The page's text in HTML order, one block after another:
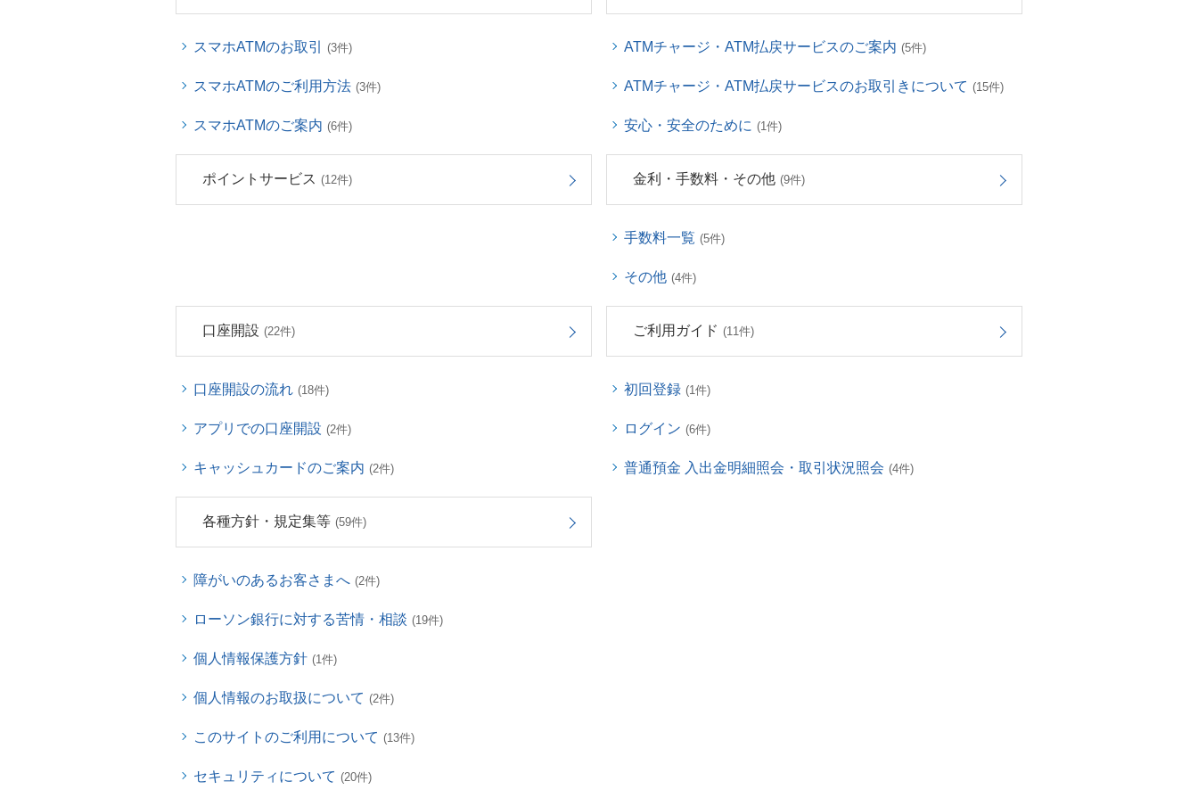
スマホATMのお取引 (3件)
スマホATMのご利用方法 (3件)
スマホATMのご案内 (6件)
ATMチャージ・ATM払戻サービスのご案内 (5件)
ATMチャージ・ATM払戻サービスのお取引きについて (15件)
安心・安全のために (1件)
ポイントサービス (12件) 金利・手数料・その他 (9件)
手数料一覧 (5件)
その他 (4件)
口座開設 (22件)
口座開設の流れ (18件)
アプリでの口座開設 (2件)
キャッシュカードのご案内 (2件)
ご利用ガイド (11件)
初回登録 (1件)
ログイン (6件)
普通預金 入出金明細照会・取引状況照会 (4件)
各種方針・規定集等 (59件)
障がいのあるお客さまへ (2件)
ローソン銀行に対する苦情・相談 (19件)
個人情報保護方針 (1件)
個人情報のお取扱について (2件)
このサイトのご利用について (13件)
セキュリティについて (20件)